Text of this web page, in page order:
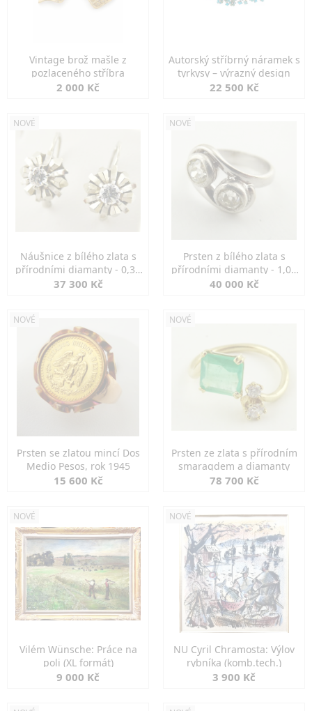
Vintage brož mašle z
pozlaceného stříbra
2 000 Kč
Autorský stříbrný náramek s
tyrkysy – výrazný design
22 500 Kč
NOVÉ
Náušnice z bílého zlata s
přírodními diamanty - 0,30
ct
37 300 Kč
NOVÉ
Prsten z bílého zlata s
přírodními diamanty - 1,00
ct
40 000 Kč
NOVÉ
Prsten se zlatou mincí Dos
Medio Pesos, rok 1945
15 600 Kč
NOVÉ
Prsten ze zlata s přírodním
smaragdem a diamanty
78 700 Kč
NOVÉ
Vilém Wünsche: Práce na
poli (XL formát)
9 000 Kč
NOVÉ
NU Cyril Chramosta: Výlov
rybníka (komb.tech.)
3 900 Kč